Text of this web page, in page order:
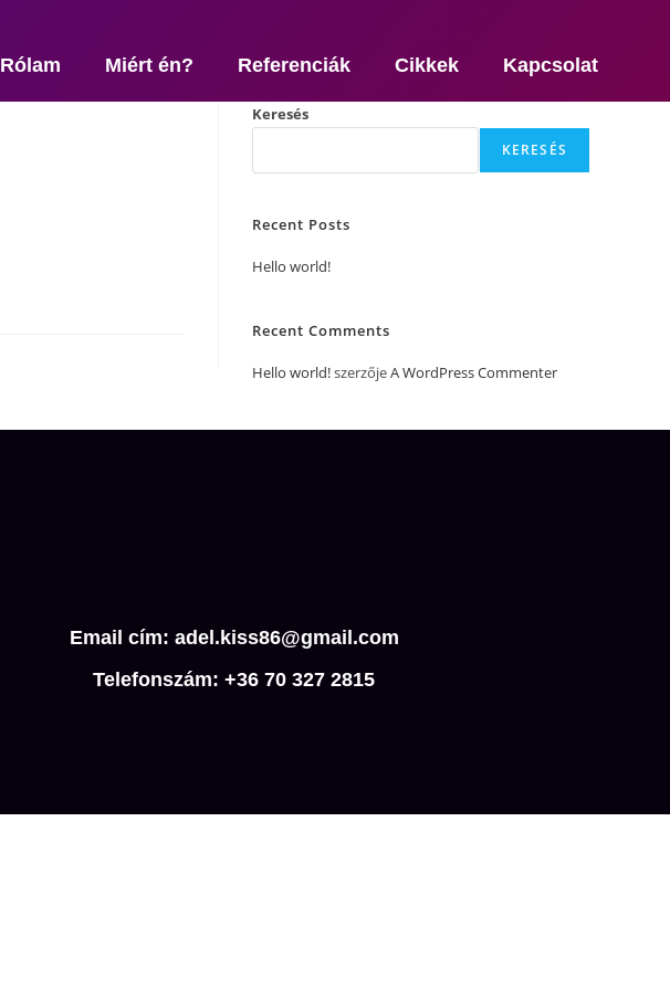
Rólam Miért én? Referenciák Cikkek Kapcsolat
Keresés
KERESÉS
Recent Posts
Hello world!
Recent Comments
Hello world!szerzőjeA WordPress Commenter
Email cím: adel.kiss86@gmail.com
Telefonszám: +36 70 327 2815